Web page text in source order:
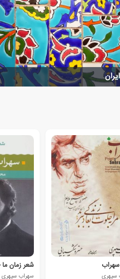
سپهری
شعر زمان
سهراب سپهری